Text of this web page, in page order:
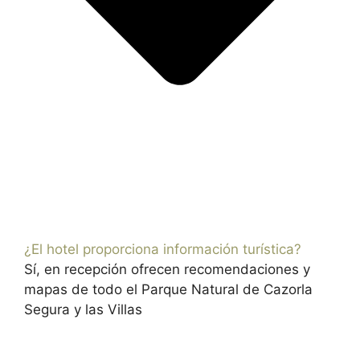
¿El hotel proporciona información turística?
Sí, en recepción ofrecen recomendaciones y
mapas de todo el Parque Natural de Cazorla
Segura y las Villas